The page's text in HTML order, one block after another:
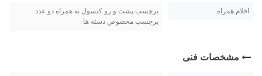
اقلام همراه
برچسب پشت و رو کنسول به همراه دو عدد
برچسب مخصوص دسته ها
مشخصات فنی